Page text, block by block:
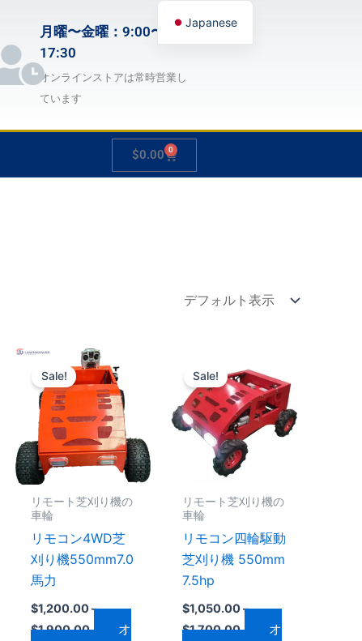
月曜〜金曜：9:00〜
17:30
オンラインストアは常時営業し
ています
$0.00 0
Cart
Sale!
リモート芝刈り機の
車輪
リモコン4WD芝
刈り機550mm7.0
馬力
$1,200.00–
$1,900.00
価
格
帯:
$1,200.00
–
$1,900.00
オ
の
品
に
は
数
バ
リ
ー
シ
Sale!
リモート芝刈り機の
車輪
リモコン四輪駆動
芝刈り機 550mm
7.5hp
$1,050.00 –
$1,700.00
格
帯:
$1,050.00
–
$1,700.00
オ
の
商
品
に
は
数
バ
リ
ー
シ
Japanese
Spanish